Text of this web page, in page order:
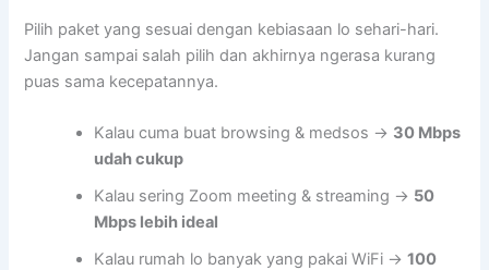
Pilih paket yang sesuai dengan kebiasaan lo sehari-hari.
Jangan sampai salah pilih dan akhirnya ngerasa kurang
puas sama kecepatannya.
Kalau cuma buat browsing & medsos → 30 Mbps
udah cukup
Kalau sering Zoom meeting & streaming → 50
Mbps lebih ideal
Kalau rumah lo banyak yang pakai WiFi →100